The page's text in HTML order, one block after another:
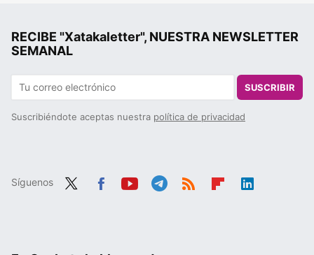
RECIBE "Xatakaletter", NUESTRA NEWSLETTER
SEMANAL
SUSCRIBIR
Suscribiéndote aceptas nuestra política de privacidad
Síguenos